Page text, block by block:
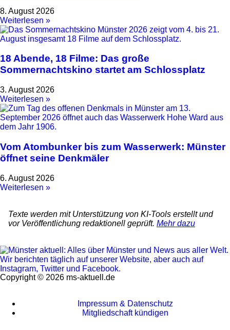
8. August 2026
Weiterlesen »
18 Abende, 18 Filme: Das große
Sommernachtskino startet am Schlossplatz
3. August 2026
Weiterlesen »
Vom Atombunker bis zum Wasserwerk: Münster
öffnet seine Denkmäler
6. August 2026
Weiterlesen »
Texte werden mit Unterstützung von KI-Tools erstellt und
vor Veröffentlichung redaktionell geprüft. Mehr dazu
Copyright © 2026 ms-aktuell.de
Impressum & Datenschutz
Mitgliedschaft kündigen